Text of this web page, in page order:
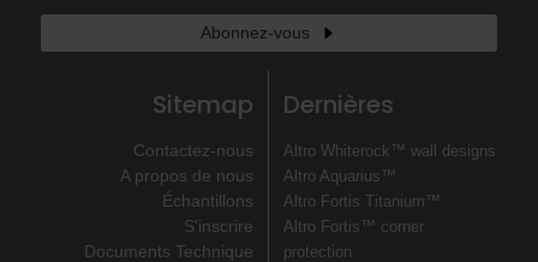
Abonnez-vous
Sitemap
Contactez-nous
A propos de nous
Échantillons
S'inscrire
Documents Technique
Dernières
Altro Whiterock™ wall designs
Altro Aquarius™
Altro Fortis Titanium™
Altro Fortis™ corner
protection